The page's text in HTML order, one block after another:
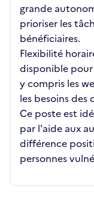
grande
prioriser les
bénéficiaires.
Flexibilité
disponible pour
y compris les
les besoins des
Ce poste est
par l'aide aux
différence
personnes